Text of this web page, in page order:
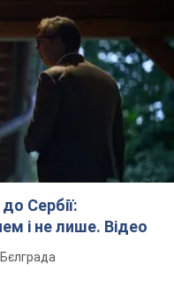
Сербії:
і не лише. Відео
України 23-й день
з
щоденних протестів